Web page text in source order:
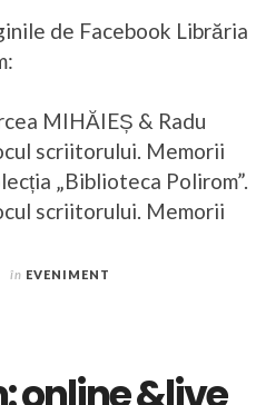
de Facebook Librăria
MIHĂIEȘ & Radu
scriitorului. Memorii
„Biblioteca Polirom”.
scriitorului. Memorii
în EVENIMENT
online &live